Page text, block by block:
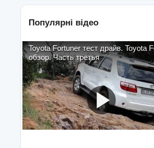
Популярні відео
Toyota Fortuner тест драйв. Toyota Fortuner
обзор. Часть третья